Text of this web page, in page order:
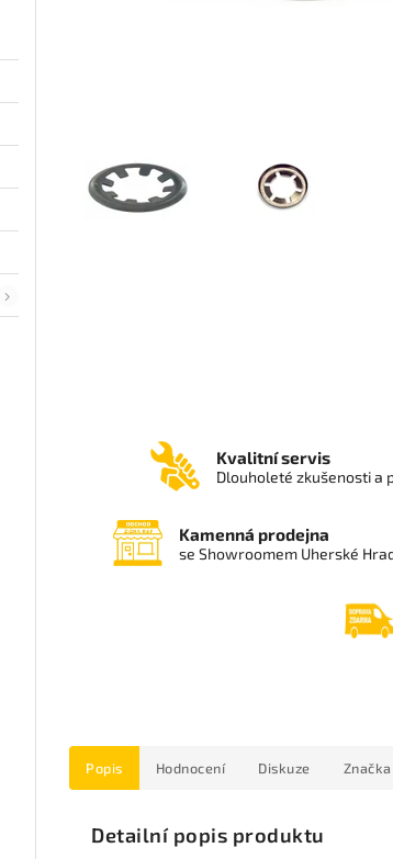
Kvalitní servis
Dlouholeté zkušenosti a
Kamenná prodejna
se Showroomem Uherské
Popis Hodnocení Diskuze Značka
Detailní popis produktu